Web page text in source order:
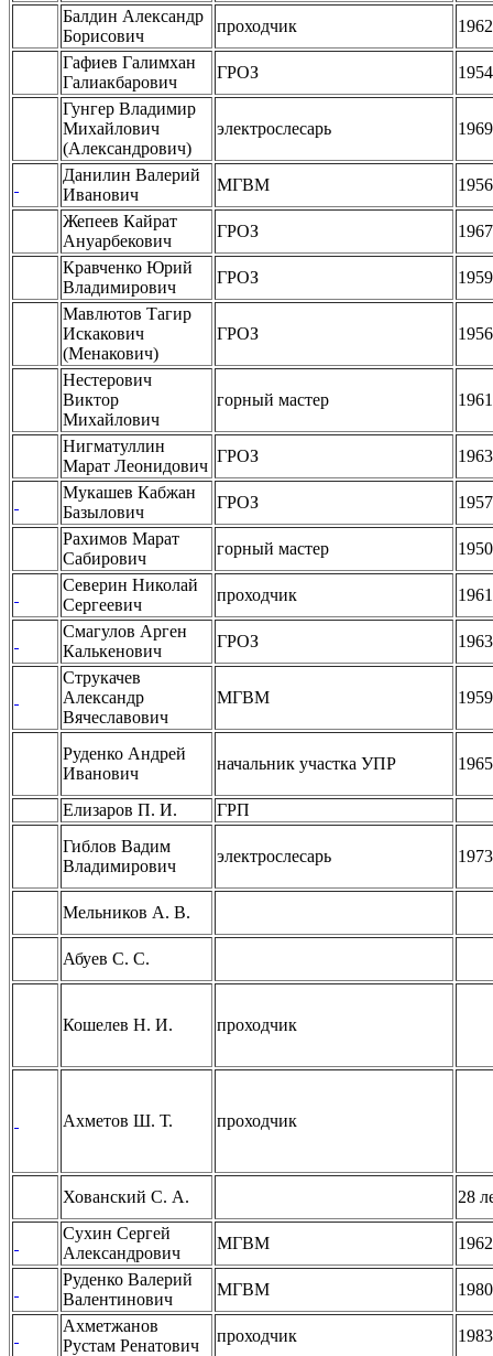
Балдин Александр
Борисович
проходчик
1962
Гафиев Галимхан
Галиакбарович
ГРОЗ
1954
Гунгер Владимир
Михайлович
(Александрович)
электрослесарь 1969
Данилин Валерий
Иванович
МГВМ
1956
Жепеев Кайрат
Ануарбекович
ГРОЗ
1967
Кравченко Юрий
Владимирович
ГРОЗ
1959
Мавлютов Тагир
Искакович
(Менакович)
ГРОЗ 1956
Нестерович
Виктор
Михайлович
горный мастер 1961
Нигматуллин
Марат Леонидович
ГРОЗ
1963
Мукашев Кабжан
Базылович
ГРОЗ
1957
Рахимов Марат
Сабирович
горный мастер
1950
Северин Николай
Сергеевич
проходчик
1961
Смагулов Арген
Калькенович
ГРОЗ
1963
Струкачев
Александр
Вячеславович
МГВМ 1959
Руденко Андрей
Иванович
начальник участка УПР 1965
Елизаров П. И.
ГРП
Гиблов Вадим
Владимирович
электрослесарь 1973
Мельников А. В.
Абуев С. С.
Кошелев Н. И. проходчик
Ахметов Ш. Т. проходчик
Хованский С. А.
28
Сухин Сергей
Александрович
МГВМ
1962
Руденко Валерий
Валентинович
МГВМ
1980
Ахметжанов
Рустам Ренатович
проходчик
1983